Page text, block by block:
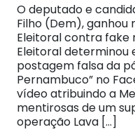
O deputado e
Filho (Dem), ganhou
Eleitoral contra fake
Eleitoral determinou
postagem falsa da
Pernambuco” no
vídeo atribuindo a
mentirosas de um
operação Lava […]